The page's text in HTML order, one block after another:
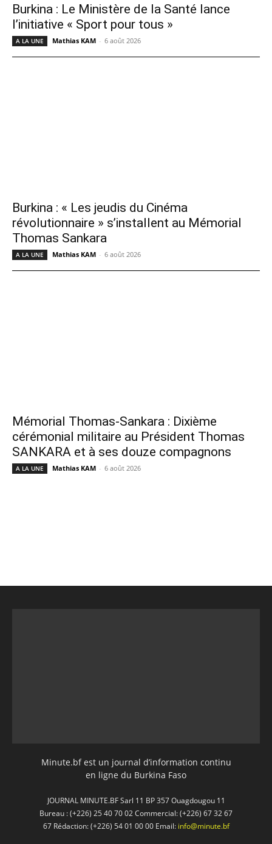
Burkina : Le Ministère de la Santé lance
l’initiative « Sport pour tous »
A LA UNE Mathias KAM - 6 août 2026
Burkina : « Les jeudis du Cinéma
révolutionnaire » s’installent au Mémorial
Thomas Sankara
A LA UNE Mathias KAM - 6 août 2026
Mémorial Thomas-Sankara : Dixième
cérémonial militaire au Président Thomas
SANKARA et à ses douze compagnons
A LA UNE Mathias KAM - 6 août 2026
Minute.bf est un journal d’information continu
en ligne du Burkina Faso
JOURNAL MINUTE.BF Sarl 11 BP 357 Ouagdougou 11
Bureau : (+226) 25 40 70 02 Commercial: (+226) 67 32 67
67 Rédaction: (+226) 54 01 00 00 Email: info@minute.bf